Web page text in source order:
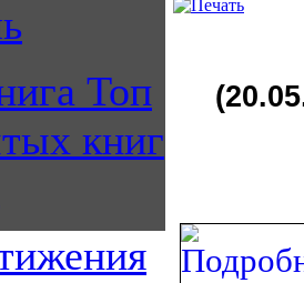
Топ
книг